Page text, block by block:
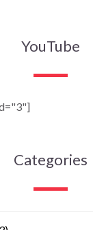
YouTube
Categories